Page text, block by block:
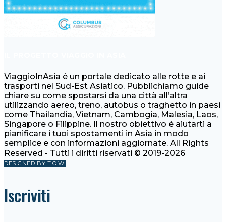
ViaggioInAsia è un portale dedicato alle rotte e ai
trasporti nel Sud-Est Asiatico. Pubblichiamo guide
chiare su come spostarsi da una città all’altra
utilizzando aereo, treno, autobus o traghetto in paesi
come Thailandia, Vietnam, Cambogia, Malesia, Laos,
Singapore o Filippine. Il nostro obiettivo è aiutarti a
pianificare i tuoi spostamenti in Asia in modo
semplice e con informazioni aggiornate. All Rights
Reserved - Tutti i diritti riservati © 2019-2026
DESIGNED BY T.O.W.
Iscriviti